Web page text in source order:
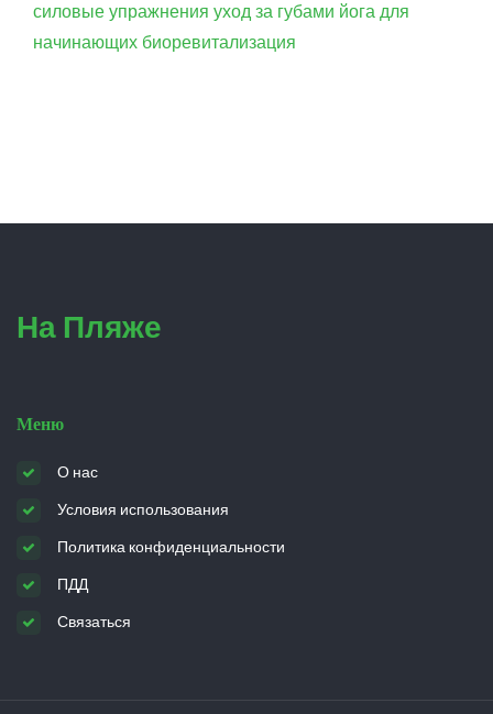
силовые упражнения уход за губами йога для
начинающих биоревитализация
На Пляже
Меню
О нас
Условия использования
Политика конфиденциальности
ПДД
Связаться